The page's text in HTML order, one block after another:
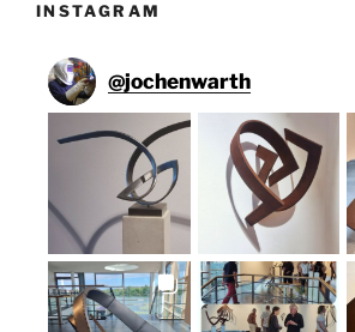
INSTAGRAM
@jochenwarth